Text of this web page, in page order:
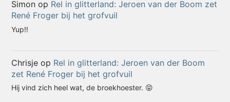
Simon op Rel in glitterland: Jeroen van der Boom zet
René Froger bij het grofvuil
Yup!!
Chrisje op Rel in glitterland: Jeroen van der Boom
zet René Froger bij het grofvuil
Hij vind zich heel wat, de broekhoester. 😝